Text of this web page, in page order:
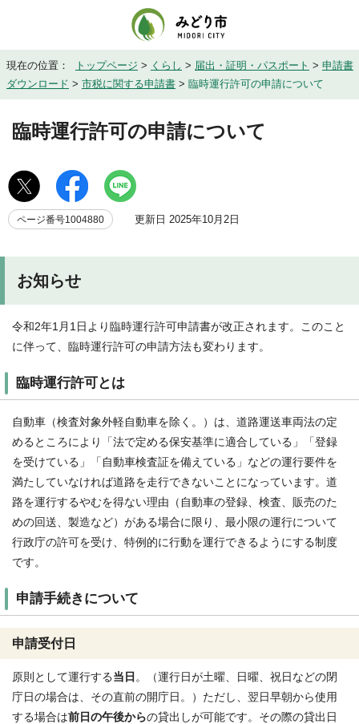
現在の位置： トップページ > くらし > 届出・証明・パスポート > 申請書
ダウンロード > 市税に関する申請書 > 臨時運行許可の申請について
臨時運行許可の申請について
ページ番号1004880 更新日 2025年10月2日
お知らせ
令和2年1月1日より臨時運行許可申請書が改正されます。このこと
に伴って、臨時運行許可の申請方法も変わります。
臨時運行許可とは
自動車（検査対象外軽自動車を除く。）は、道路運送車両法の定
めるところにより「法で定める保安基準に適合している」「登録
を受けている」「自動車検査証を備えている」などの運行要件を
満たしていなければ道路を走行できないことになっています。道
路を運行するやむを得ない理由（自動車の登録、検査、販売のた
めの回送、製造など）がある場合に限り、最小限の運行について
行政庁の許可を受け、特例的に行動を運行できるようにする制度
です。
申請手続きについて
申請受付日
原則として運行する当日 。（運行日が土曜、日曜、祝日などの閉
庁日の場合は、その直前の開庁日。）ただし、翌日早朝から使用
する場合は前日の午後からの貸出しが可能です。その際の貸出日